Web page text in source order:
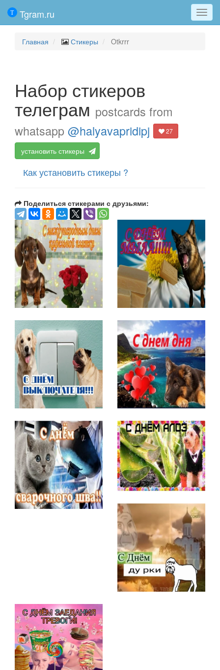
Меню
Tgram.ru
Главная Стикеры Otkrrr
Набор стикеров
телеграм postcards from
whatsapp @halyavapridipj 27
установить стикеры
Как установить стикеры ?
Поделиться стикерами с друзьями: